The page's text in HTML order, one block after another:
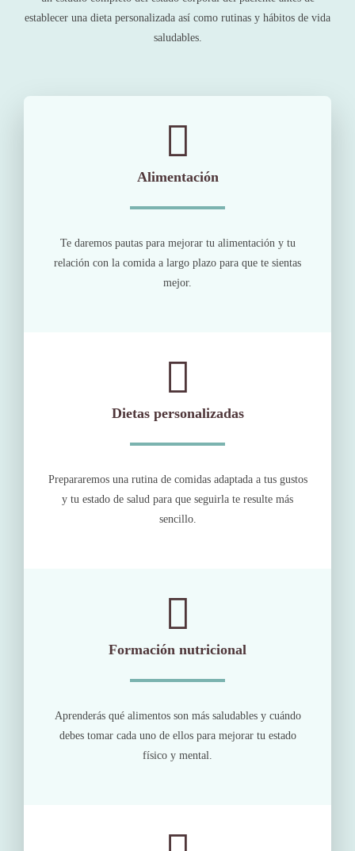
establecer una dieta personalizada así como rutinas y hábitos de vida
saludables.
Alimentación
Te daremos pautas para mejorar tu alimentación y tu
relación con la comida a largo plazo para que te sientas
mejor.
Dietas personalizadas
Prepararemos una rutina de comidas adaptada a tus gustos
y tu estado de salud para que seguirla te resulte más
sencillo.
Formación nutricional
Aprenderás qué alimentos son más saludables y cuándo
debes tomar cada uno de ellos para mejorar tu estado
físico y mental.